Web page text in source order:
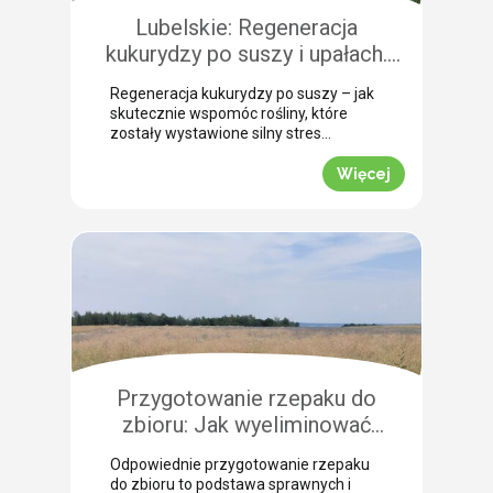
Lubelskie: Regeneracja
kukurydzy po suszy i upałach.
Zobacz rekomendacje z pola!
Regeneracja kukurydzy po suszy – jak
skutecznie wspomóc rośliny, które
zostały wystawione silny stres
termiczny? Jak informuje nasz ekspert
Leszek Konior, kluczem jest szybka
reakcja i wykorzystanie momentu, gdy
przeprowadzona w powiecie
Odpowiednio dobrana strategia
pozwala roślinom odbudować kondycję
fizjologiczną. Pozwijane […]
Więcej
Przygotowanie rzepaku do
zbioru: Jak wyeliminować
chwasty i obniżyć koszty żniw?
Odpowiednie przygotowanie rzepaku
do zbioru to podstawa sprawnych i